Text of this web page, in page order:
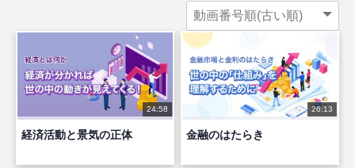
24:58
経済活動と景気の正体
26:13
金融のはたらき